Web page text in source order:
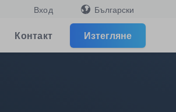
Вход Български
Контакт Изтегляне